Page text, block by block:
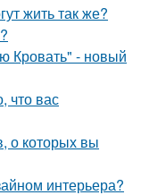
жить так же?
Кровать" - новый
что вас
о которых вы
интерьера?